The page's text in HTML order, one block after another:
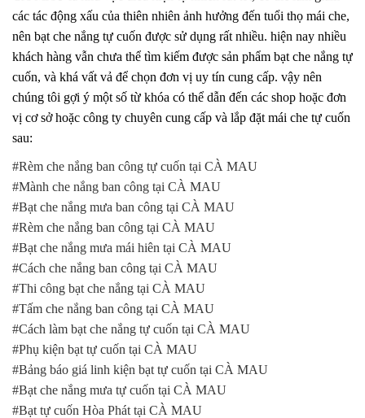
các tác động xấu của thiên nhiên ảnh hưởng đến tuổi thọ mái che,
nên bạt che nắng tự cuốn được sử dụng rất nhiều. hiện nay nhiều
khách hàng vẫn chưa thể tìm kiếm được sản phẩm bạt che nắng tự
cuốn, và khá vất vả để chọn đơn vị uy tín cung cấp. vậy nên
chúng tôi gợi ý một số từ khóa có thể dẫn đến các shop hoặc đơn
vị cơ sở hoặc công ty chuyên cung cấp và lắp đặt mái che tự cuốn
sau:
#Rèm che nắng ban công tự cuốn tại CÀ MAU
#Mành che nắng ban công tại CÀ MAU
#Bạt che nắng mưa ban công tại CÀ MAU
#Rèm che nắng ban công tại CÀ MAU
#Bạt che nắng mưa mái hiên tại CÀ MAU
#Cách che nắng ban công tại CÀ MAU
#Thi công bạt che nắng tại CÀ MAU
#Tấm che nắng ban công tại CÀ MAU
#Cách làm bạt che nắng tự cuốn tại CÀ MAU
#Phụ kiện bạt tự cuốn tại CÀ MAU
#Bảng báo giá linh kiện bạt tự cuốn tại CÀ MAU
#Bạt che nắng mưa tự cuốn tại CÀ MAU
#Bạt tự cuốn Hòa Phát tại CÀ MAU